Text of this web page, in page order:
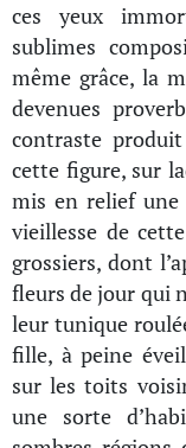
ces yeux
sublimes
même grâce, la
devenues
contraste
cette figure, sur
mis en relief une
vieillesse de
grossiers, dont
fleurs de jour qui
leur tunique
fille, à peine
sur les toits
une sorte